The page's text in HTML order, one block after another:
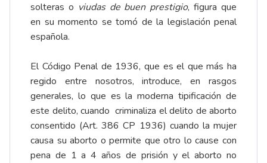
solteras o viudas de buen prestigio, figura que
en su momento se tomó de la legislación penal
española.
El Código Penal de 1936, que es el que más ha
regido entre nosotros, introduce, en rasgos
generales, lo que es la moderna tipificación de
este delito, cuando criminaliza el delito de aborto
consentido (Art. 386 CP 1936) cuando la mujer
causa su aborto o permite que otro lo cause con
pena de 1 a 4 años de prisión y el aborto no